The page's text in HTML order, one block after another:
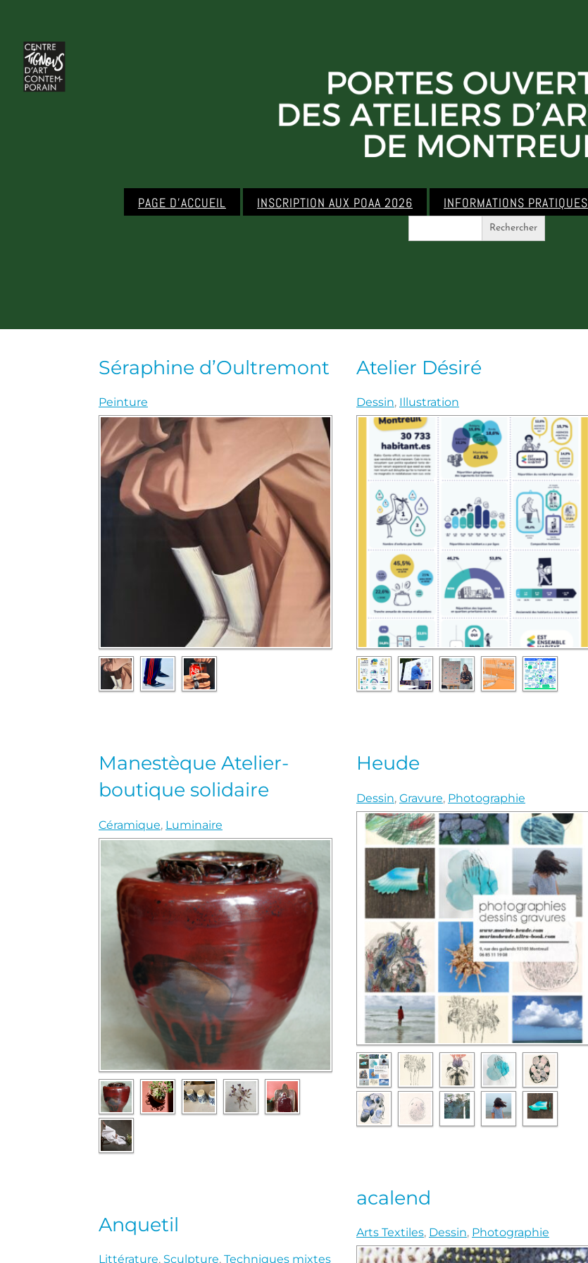
PAGE D’ACCUEIL INSCRIPTION AUX POAA 2026 INFORMATIONS PRATIQUES
Search
Séraphine d’Oultremont
Peinture
Atelier Désiré
Dessin, Illustration
Manestèque Atelier-
boutique solidaire
Céramique, Luminaire
Heude
Dessin, Gravure, Photographie
acalend
Arts Textiles, Dessin, Photographie
Anquetil
Littérature, Sculpture, Techniques mixtes